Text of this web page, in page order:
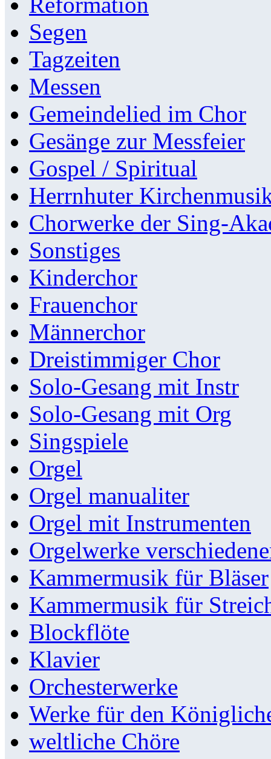
Segen
Tagzeiten
Messen
Gemeindelied im Chor
Gesänge zur Messfeier
Gospel / Spiritual
Herrnhuter
Chorwerke der Sing-
Sonstiges
Kinderchor
Frauenchor
Männerchor
Dreistimmiger Chor
Solo-Gesang mit Instr
Solo-Gesang mit Org
Singspiele
Orgel
Orgel manualiter
Orgel mit Instrumenten
Orgelwerke
Kammermusik für Bläser
Kammermusik für
Blockflöte
Klavier
Orchesterwerke
Werke für den
weltliche Chöre